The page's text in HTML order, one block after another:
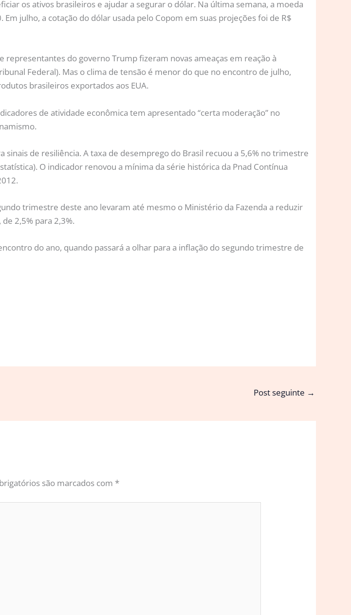
os ativos brasileiros e ajudar a segurar o dólar. Na última semana, a moeda
julho, a cotação do dólar usada pelo Copom em suas projeções foi de R$
do governo Trump fizeram novas ameaças em reação à
Federal). Mas o clima de tensão é menor do que no encontro de julho,
brasileiros exportados aos EUA.
de atividade econômica tem apresentado “certa moderação” no
de resiliência. A taxa de desemprego do Brasil recuou a 5,6% no trimestre
O indicador renovou a mínima da série histórica da Pnad Contínua
trimestre deste ano levaram até mesmo o Ministério da Fazenda a reduzir
2,5% para 2,3%.
do ano, quando passará a olhar para a inflação do segundo trimestre de
Post seguinte →
são marcados com*